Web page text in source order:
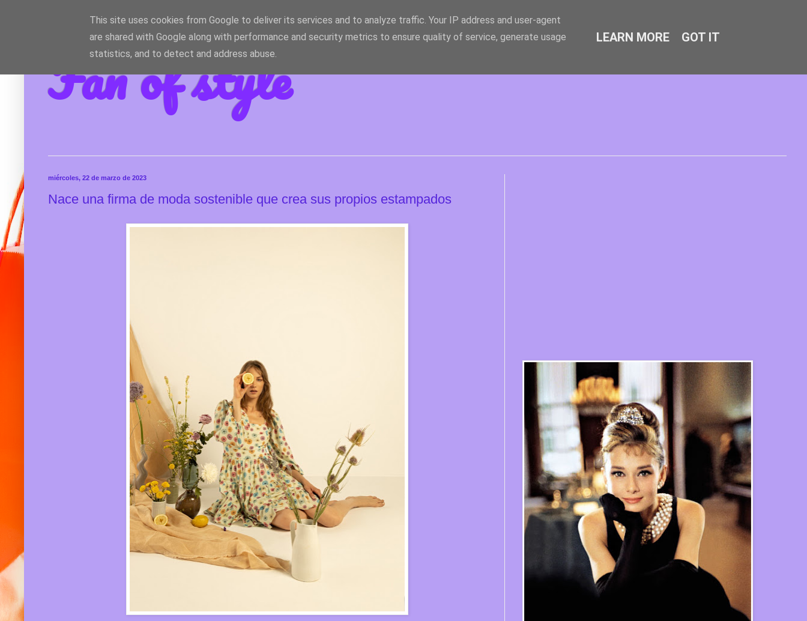
Fan of style
miércoles, 22 de marzo de 2023
Nace una firma de moda sostenible que crea sus propios estampados
This site uses cookies from Google to deliver its services and to analyze traffic. Your IP address and user-agent
are shared with Google along with performance and security metrics to ensure quality of service, generate usage
statistics, and to detect and address abuse.
LEARN MORE GOT IT